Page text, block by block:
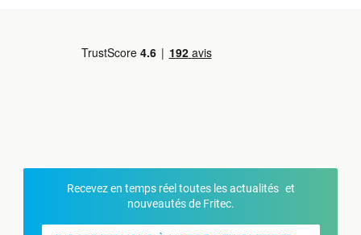
Recevez en temps réel toutes les actualités et
nouveautés de Fritec.